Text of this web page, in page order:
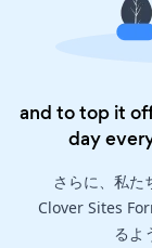
and to top it off
day
さらに、私た
Clover Sites
るよ